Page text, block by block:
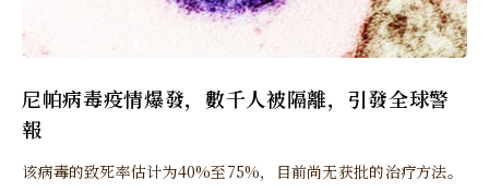
尼帕病毒疫情爆發，數千人被隔離，引發全球警
報
该病毒的致死率估计为40%至75%，目前尚无获批的治疗方法。